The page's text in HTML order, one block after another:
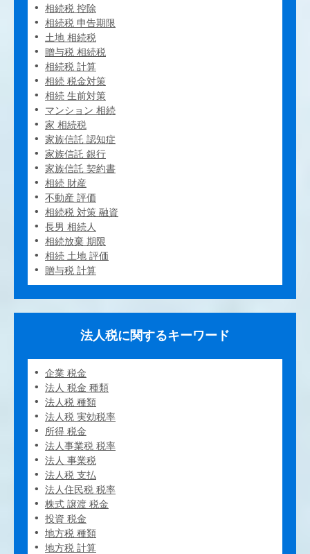
相続税 控除
相続税 申告期限
土地 相続税
贈与税 相続税
相続税 計算
相続 税金対策
相続 生前対策
マンション 相続
家 相続税
家族信託 認知症
家族信託 銀行
家族信託 契約書
相続 財産
不動産 評価
相続税 対策 融資
長男 相続人
相続放棄 期限
相続 土地 評価
贈与税 計算
法人税に関するキーワード
企業 税金
法人 税金 種類
法人税 種類
法人税 実効税率
所得 税金
法人事業税 税率
法人 事業税
法人税 支払
法人住民税 税率
株式 譲渡 税金
投資 税金
地方税 種類
地方税 計算